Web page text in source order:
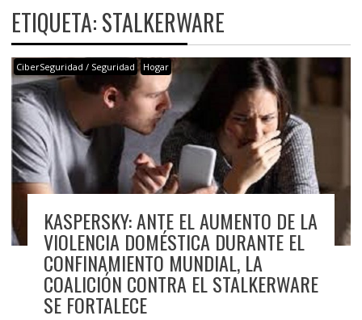
ETIQUETA:STALKERWARE
CiberSeguridad / Seguridad Hogar
KASPERSKY: ANTE EL AUMENTO DE LA
VIOLENCIA DOMÉSTICA DURANTE EL
CONFINAMIENTO MUNDIAL, LA
COALICIÓN CONTRA EL STALKERWARE
SE FORTALECE